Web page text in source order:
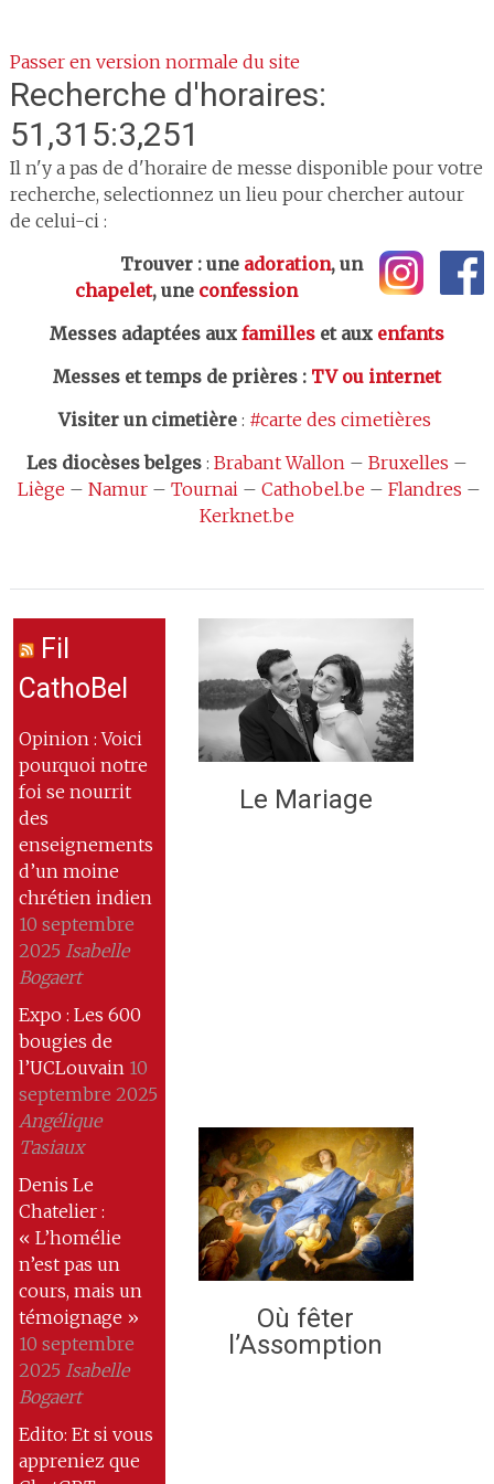
Passer en version normale du site
Recherche d'horaires:
51,315:3,251
Il n'y a pas de d'horaire de messe disponible pour votre
recherche, selectionnez un lieu pour chercher autour
de celui-ci :
Trouver : une adoration, un
chapelet, une confession
Messes adaptées aux familleset aux enfants
Messes et temps de prières: TV ou internet
Visiter un cimetière: #carte des cimetières
Les diocèses belges: Brabant Wallon– Bruxelles –
Liège – Namur– Tournai– Cathobel.be – Flandres –
Kerknet.be
Fil
CathoBel
Opinion : Voici
pourquoi notre
foi se nourrit
des
enseignements
d’un moine
chrétien indien
10 septembre
2025 Isabelle
Bogaert
Expo : Les 600
bougies de
l’UCLouvain 10
septembre 2025
Angélique
Tasiaux
Denis Le
Chatelier :
« L’homélie
n’est pas un
cours, mais un
témoignage »
10 septembre
2025 Isabelle
Bogaert
Edito: Et si vous
appreniez que
Le Mariage
Où fêter
l’Assomption